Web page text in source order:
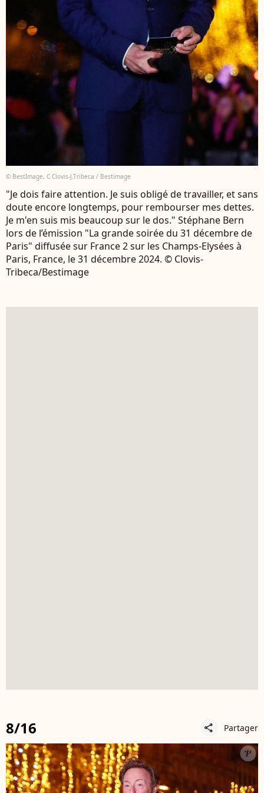
© BestImage, C.Clovis-J.Tribeca / Bestimage
"Je dois faire attention. Je suis obligé de travailler, et sans
doute encore longtemps, pour rembourser mes dettes.
Je m'en suis mis beaucoup sur le dos." Stéphane Bern
lors de l’émission "La grande soirée du 31 décembre de
Paris" diffusée sur France 2 sur les Champs-Elysées à
Paris, France, le 31 décembre 2024. © Clovis-
Tribeca/Bestimage
8/16 share Partager